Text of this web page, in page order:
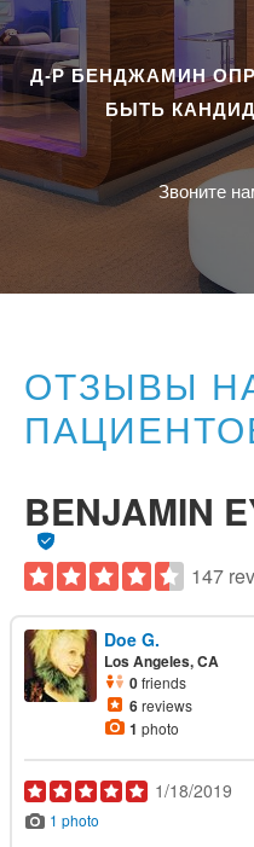
Д-Р БЕНДЖАМИН
БЫТЬ
Звоните
ОТЗЫВЫ
BENJAMIN
147
Doe G.
Los Angeles, CA
0friends
6reviews
1 photo
1/18/2019
1 photo